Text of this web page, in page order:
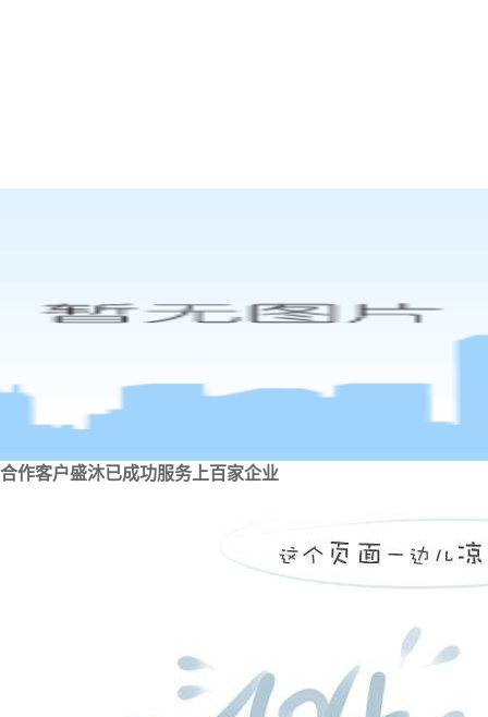
合作客户盛沐已成功服务上百家企业